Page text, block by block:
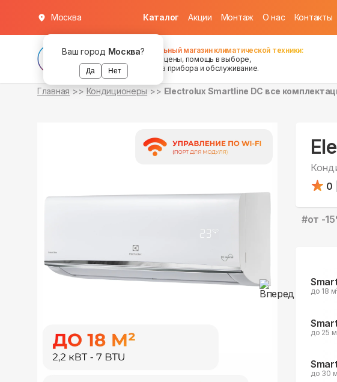
Ваш город Москва?
Да Нет
Москва Каталог Акции Монтаж О нас Контакты
Федеральный магазин климатической техники:
хорошие цены, помощь в выборе,
установка прибора и обслуживание.
Главная Кондиционеры Electrolux Smartline DC все
0
#от -
до 18
в наличии
до 25
в наличии
до 30
в наличии
в наличии
в наличии